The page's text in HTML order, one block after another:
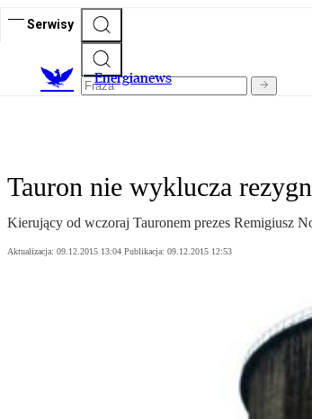
Serwisy
Energianews
Tauron nie wyklucza
Kierujący od wczoraj Tauronem prezes Remigiusz
Aktualizacja: 09.12.2015 13:04 Publikacja: 09.12.2015 12:53